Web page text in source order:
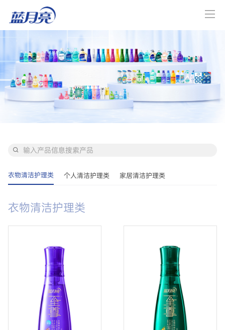
衣物清洁护理类 个人清洁护理类 家居清洁护理类
衣物清洁护理类